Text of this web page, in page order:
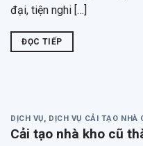
đại, tiện nghi […]
ĐỌC TIẾP
DỊCH VỤ, DỊCH VỤ CẢI TẠO NHÀ
Cải tạo nhà kho cũ